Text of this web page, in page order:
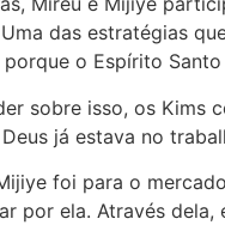
das estratégias
o Espírito
sobre isso, os Kims
já estava no
foi para o
por ela. Através